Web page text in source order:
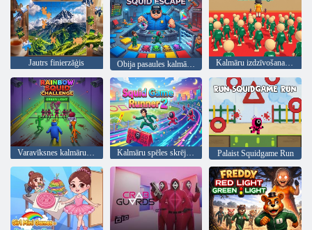
Jautrs finierzāģis Obija pasaules kalmāru bēgšana Kalmāru izdzīvošanas skrējiena izaicinājums
Varavīksnes kalmāru izaicinājums Kalmāru spēles skrējējs 2 Palaist Squidgame Run